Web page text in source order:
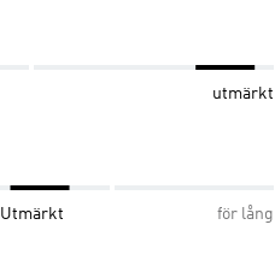
utmärkt
Utmärkt för lång